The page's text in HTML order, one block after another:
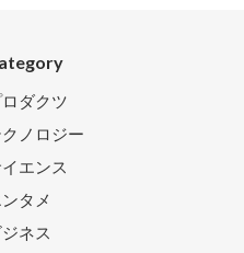
ダクツ
ノロジー
エンス
タメ
ジネス